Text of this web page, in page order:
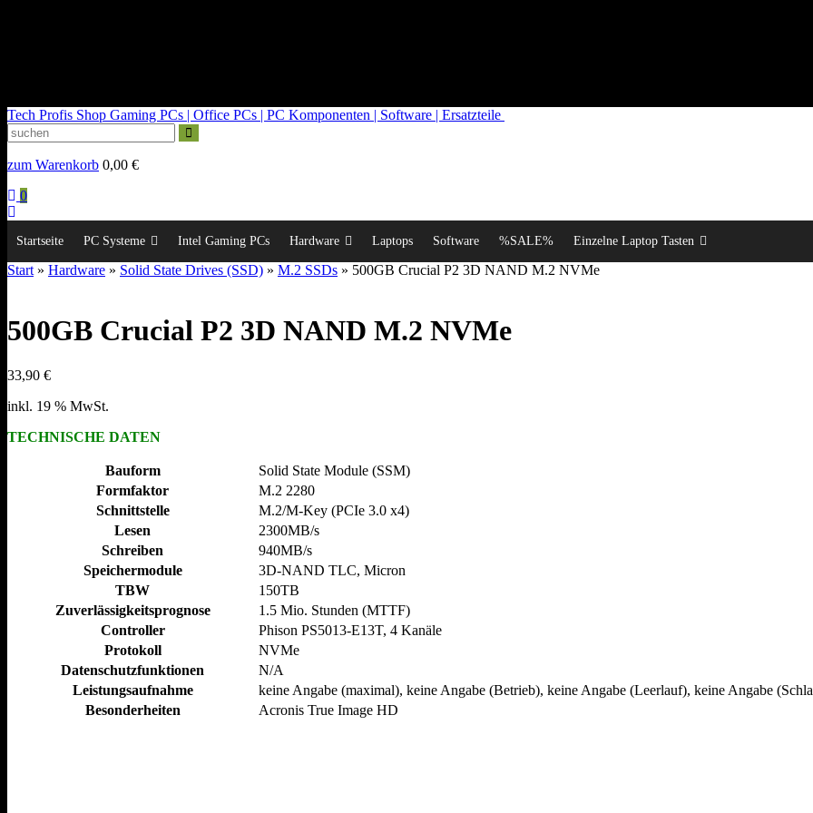
Tech Profis Shop Gaming PCs | Office PCs | PC Komponenten | Software | Ersatzteile
zum Warenkorb 0,00 €
0
Startseite PC Systeme Intel Gaming PCs Hardware Laptops Software %SALE% Einzelne Laptop Tasten
Start » Hardware » Solid State Drives (SSD) » M.2 SSDs » 500GB Crucial P2 3D NAND M.2 NVMe
500GB Crucial P2 3D NAND M.2 NVMe
33,90 €
inkl. 19 % MwSt.
TECHNISCHE DATEN
Bauform
Solid State Module (SSM)
Formfaktor
M.2 2280
Schnittstelle
M.2/​M-Key (PCIe 3.0 x4)
Lesen
2300MB/​s
Schreiben
940MB/​s
Speichermodule
3D-NAND TLC, Micron
TBW
150TB
Zuverlässigkeitsprognose
1.5 Mio. Stunden (MTTF)
Controller
Phison PS5013-E13T, 4 Kanäle
Protokoll
NVMe
Datenschutzfunktionen
N/​A
Leistungsaufnahme
keine Angabe (maximal), keine Angabe (Betrieb), keine Angabe (Leerlauf), keine Angabe
Besonderheiten
Acronis True Image HD